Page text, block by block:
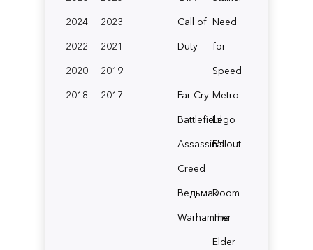
2024
2023
2022
2021
2020
2019
2018
2017
Call of
Duty
Need
for
Speed
Far Cry Metro
BattlefieldLego
Assassin's
Creed
Fallout
ВедьмакDoom
Warhammer
The
Elder